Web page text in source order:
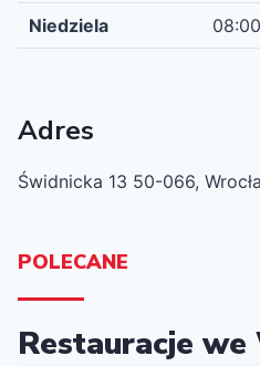
Niedziela
Adres
Świdnicka 13 50-066,
POLECANE
Restauracje we